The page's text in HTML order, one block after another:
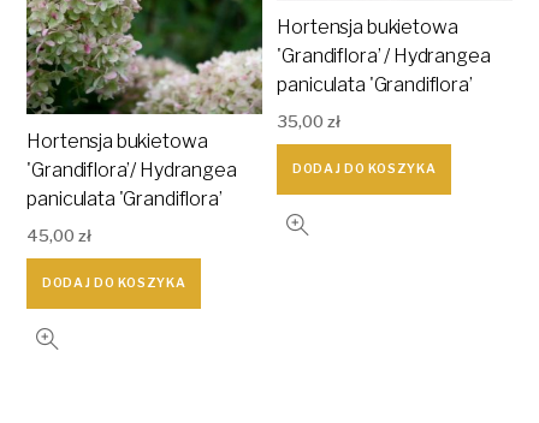
Hortensja bukietowa
'Grandiflora’/ Hydrangea
paniculata 'Grandiflora’
45,00zł
DODAJ DO KOSZYKA
Hortensja bukietowa
'Grandiflora’ / Hydrangea
paniculata 'Grandiflora’
35,00zł
DODAJ DO KOSZYKA